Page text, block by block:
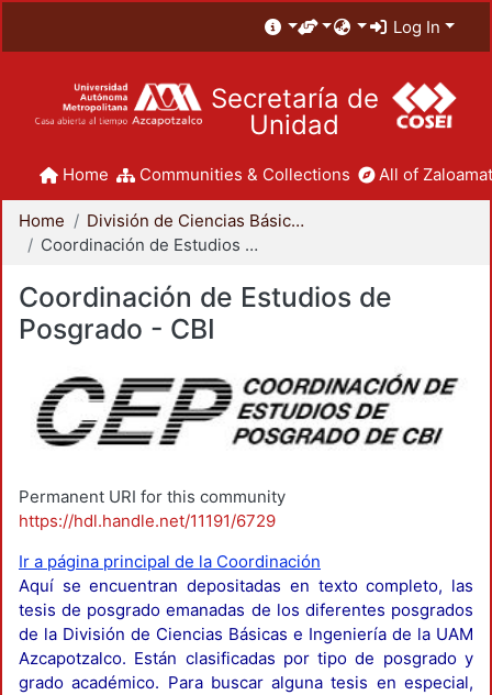
Log In
Secretaría de
Unidad
Home Communities & Collections All of
Home
División de Ciencias Básicas e Ingeniería
Coordinación de Estudios de Posgrado - CBI
Coordinación de Estudios de
Posgrado - CBI
Permanent URI for this community
https://hdl.handle.net/11191/6729
Ir a página principal de la Coordinación
Aquí se encuentran depositadas en texto completo, las
tesis de posgrado emanadas de los diferentes posgrados
de la División de Ciencias Básicas e Ingeniería de la UAM
Azcapotzalco. Están clasificadas por tipo de posgrado y
grado académico. Para buscar alguna tesis en especial,